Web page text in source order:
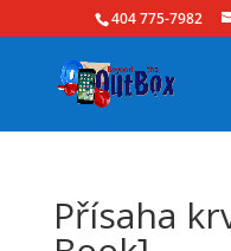
404 775-7982
Přísaha